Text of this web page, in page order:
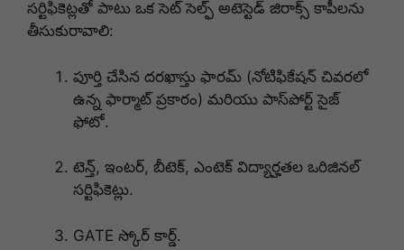
సర్టిఫికెట్లతో పాటు ఒక సెట్ సెల్ఫ్ అటెస్టెడ్ జిరాక్స్ కాపీలను
తీసుకురావాలి:
పూర్తి చేసిన దరఖాస్తు ఫారమ్ (నోటిఫికేషన్ చివరలో
ఉన్న ఫార్మాట్ ప్రకారం) మరియు పాస్‌పోర్ట్ సైజ్
ఫోటో.
టెన్త్, ఇంటర్, బీటెక్, ఎంటెక్ విద్యార్హతల ఒరిజినల్
సర్టిఫికెట్లు.
GATE స్కోర్ కార్డ్.